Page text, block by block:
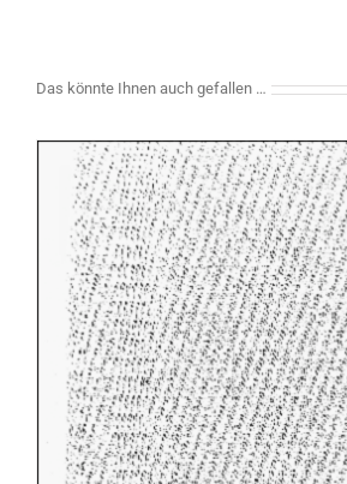
Das könnte Ihnen auch gefallen …